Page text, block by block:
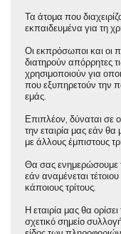
Τα άτομα που
εκπαιδευμένα για τη
Οι εκπρόσωποι και οι
διατηρούν απόρρητες
χρησιμοποιούν για
που εξυπηρετούν την
εμάς.
Επιπλέον, δύναται σε
την εταιρία μας εάν
με άλλους έμπιστους
Θα σας ενημερώσουμε
εάν αναμένεται
κάποιους τρίτους.
Η εταιρία μας θα
σχετικό σημείο